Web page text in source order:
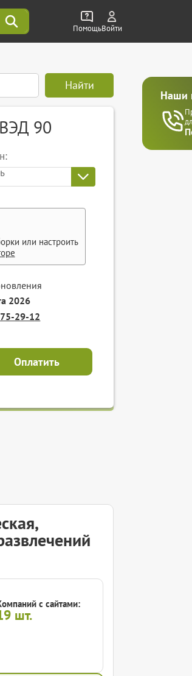
ПомощьВойти
Наши
Найти
90
или настроить
2026
29-12
Оплатить
с сайтами:
шт.